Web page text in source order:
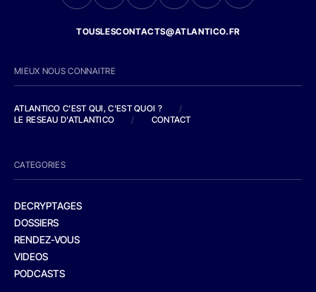
TOUSLESCONTACTS@ATLANTICO.FR
MIEUX NOUS CONNAITRE
ATLANTICO C'EST QUI, C'EST QUOI ?
/
LE RESEAU D'ATLANTICO
/ CONTACT
CATEGORIES
DECRYPTAGES
DOSSIERS
RENDEZ-VOUS
VIDEOS
PODCASTS